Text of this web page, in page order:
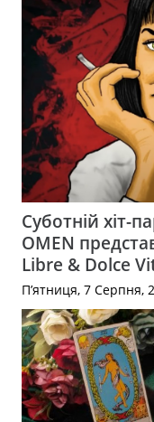
Суботній хіт-
OMEN
Libre & Dolce
П’ятниця, 7 Серпня,